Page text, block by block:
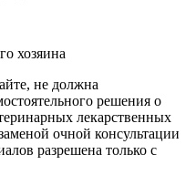
хозяина
не должна
решения о
лекарственных
очной консультации
разрешена только с